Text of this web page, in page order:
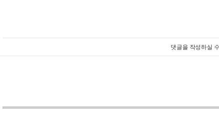
댓글을 작성하실